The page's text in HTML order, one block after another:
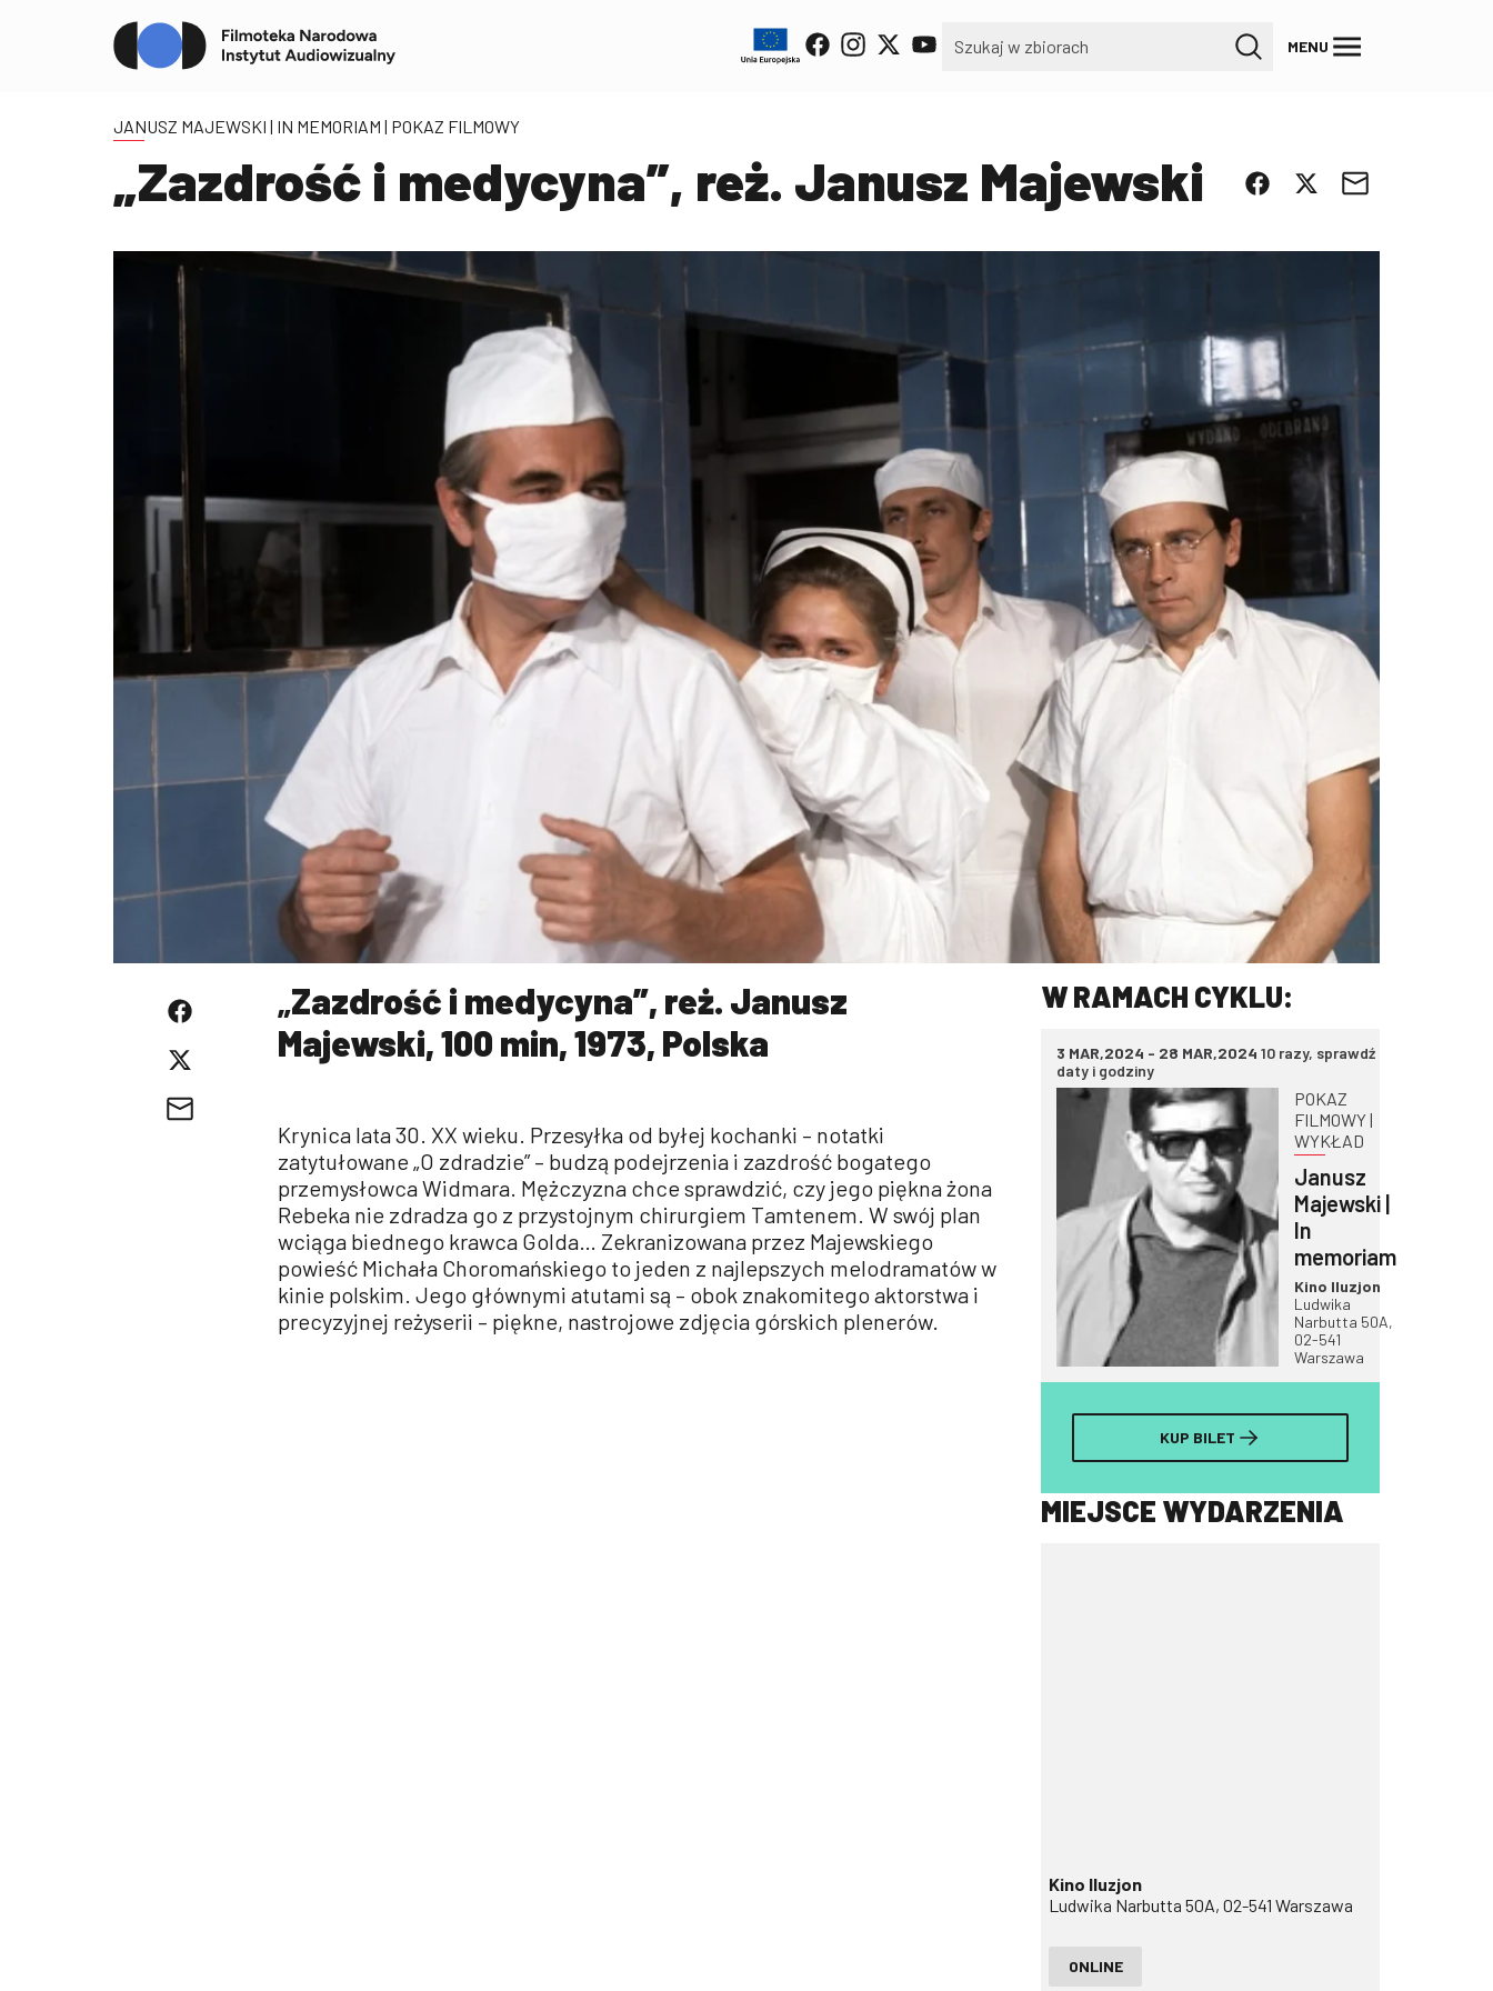
MENU
JANUSZ MAJEWSKI | IN MEMORIAM | POKAZ FILMOWY
„Zazdrość i medycyna”, reż. Janusz Majewski
„Zazdrość i medycyna”, reż. Janusz
Majewski, 100 min, 1973, Polska
Krynica lata 30. XX wieku. Przesyłka od byłej kochanki – notatki
zatytułowane „O zdradzie” – budzą podejrzenia i zazdrość bogatego
przemysłowca Widmara. Mężczyzna chce sprawdzić, czy jego piękna żona
Rebeka nie zdradza go z przystojnym chirurgiem Tamtenem. W swój plan
wciąga biednego krawca Golda… Zekranizowana przez Majewskiego
powieść Michała Choromańskiego to jeden z najlepszych melodramatów w
kinie polskim. Jego głównymi atutami są – obok znakomitego aktorstwa i
precyzyjnej reżyserii – piękne, nastrojowe zdjęcia górskich plenerów.
W RAMACH CYKLU:
3 MAR,2024 - 28 MAR,2024 10 razy, sprawdź
daty i godziny
POKAZ
FILMOWY |
WYKŁAD
Janusz
Majewski |
In
memoriam
Kino Iluzjon
Ludwika
Narbutta 50A,
02-541
Warszawa
KUP BILET
MIEJSCE WYDARZENIA
Kino Iluzjon
Ludwika Narbutta 50A, 02-541 Warszawa
ONLINE